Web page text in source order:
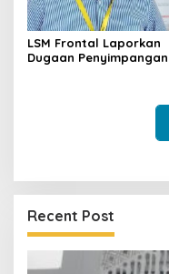
LSM Frontal Laporkan
Dugaan Penyimpangan
Recent Post